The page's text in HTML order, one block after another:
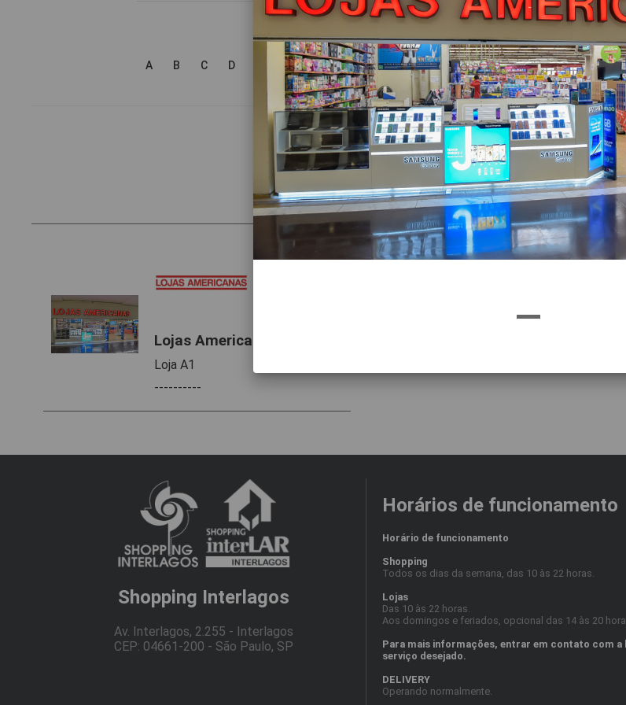
Ou encontre a loja pela letra inicial
A B C D F G H I J K L M N O P Q R
VEJA O QUE
1
LOJAS
0
CINEMA
Lojas Americanas
Loja A1
----------
Shopping Interlagos
Av. Interlagos, 2.255 - Interlagos
CEP: 04661-200 - São Paulo, SP
Horários de funcionamento
Horário de funcionamento
Shopping
Todos os dias da semana, das 10 às 22 horas.
Lojas
Das 10 às 22 horas.
Aos domingos e feriados, opcional das 14 às 20
Para mais informações, entrar em contato com a
serviço desejado.
DELIVERY
Operando normalmente.